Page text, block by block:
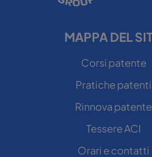
MAPPA DEL
Corsi patente
Pratiche patenti
Rinnova patente
Tessere ACI
Orari e contatti